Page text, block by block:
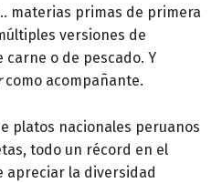
materias primas de primera
versiones de
carne o de pescado. Y
como acompañante.
platos nacionales peruanos
todo un récord en el
apreciar la diversidad